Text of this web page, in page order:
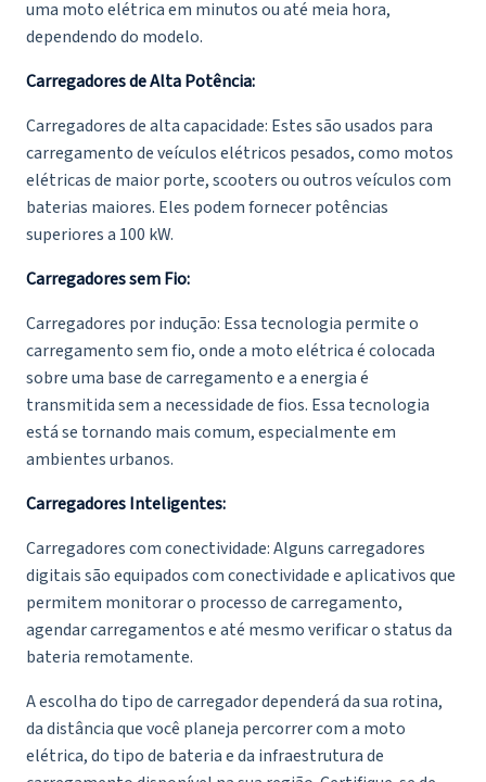
uma moto elétrica em minutos ou até meia hora,
dependendo do modelo.
Carregadores de Alta Potência:
Carregadores de alta capacidade: Estes são usados para
carregamento de veículos elétricos pesados, como motos
elétricas de maior porte, scooters ou outros veículos com
baterias maiores. Eles podem fornecer potências
superiores a 100 kW.
Carregadores sem Fio:
Carregadores por indução: Essa tecnologia permite o
carregamento sem fio, onde a moto elétrica é colocada
sobre uma base de carregamento e a energia é
transmitida sem a necessidade de fios. Essa tecnologia
está se tornando mais comum, especialmente em
ambientes urbanos.
Carregadores Inteligentes:
Carregadores com conectividade: Alguns carregadores
digitais são equipados com conectividade e aplicativos que
permitem monitorar o processo de carregamento,
agendar carregamentos e até mesmo verificar o status da
bateria remotamente.
A escolha do tipo de carregador dependerá da sua rotina,
da distância que você planeja percorrer com a moto
elétrica, do tipo de bateria e da infraestrutura de